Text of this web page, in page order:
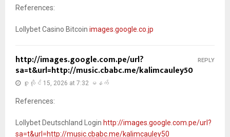
References:
Lollybet Casino Bitcoin images.google.co.jp
http://images.google.com.pe/url?
sa=t&url=http://music.cbabc.me/kalimcauley50
ဇူလိုင် 15, 2026 at 7:32 မနက်
References:
Lollybet Deutschland Login http://images.google.com.pe/url?
sa=t&url=http://music.cbabc.me/kalimcauley50
REPLY